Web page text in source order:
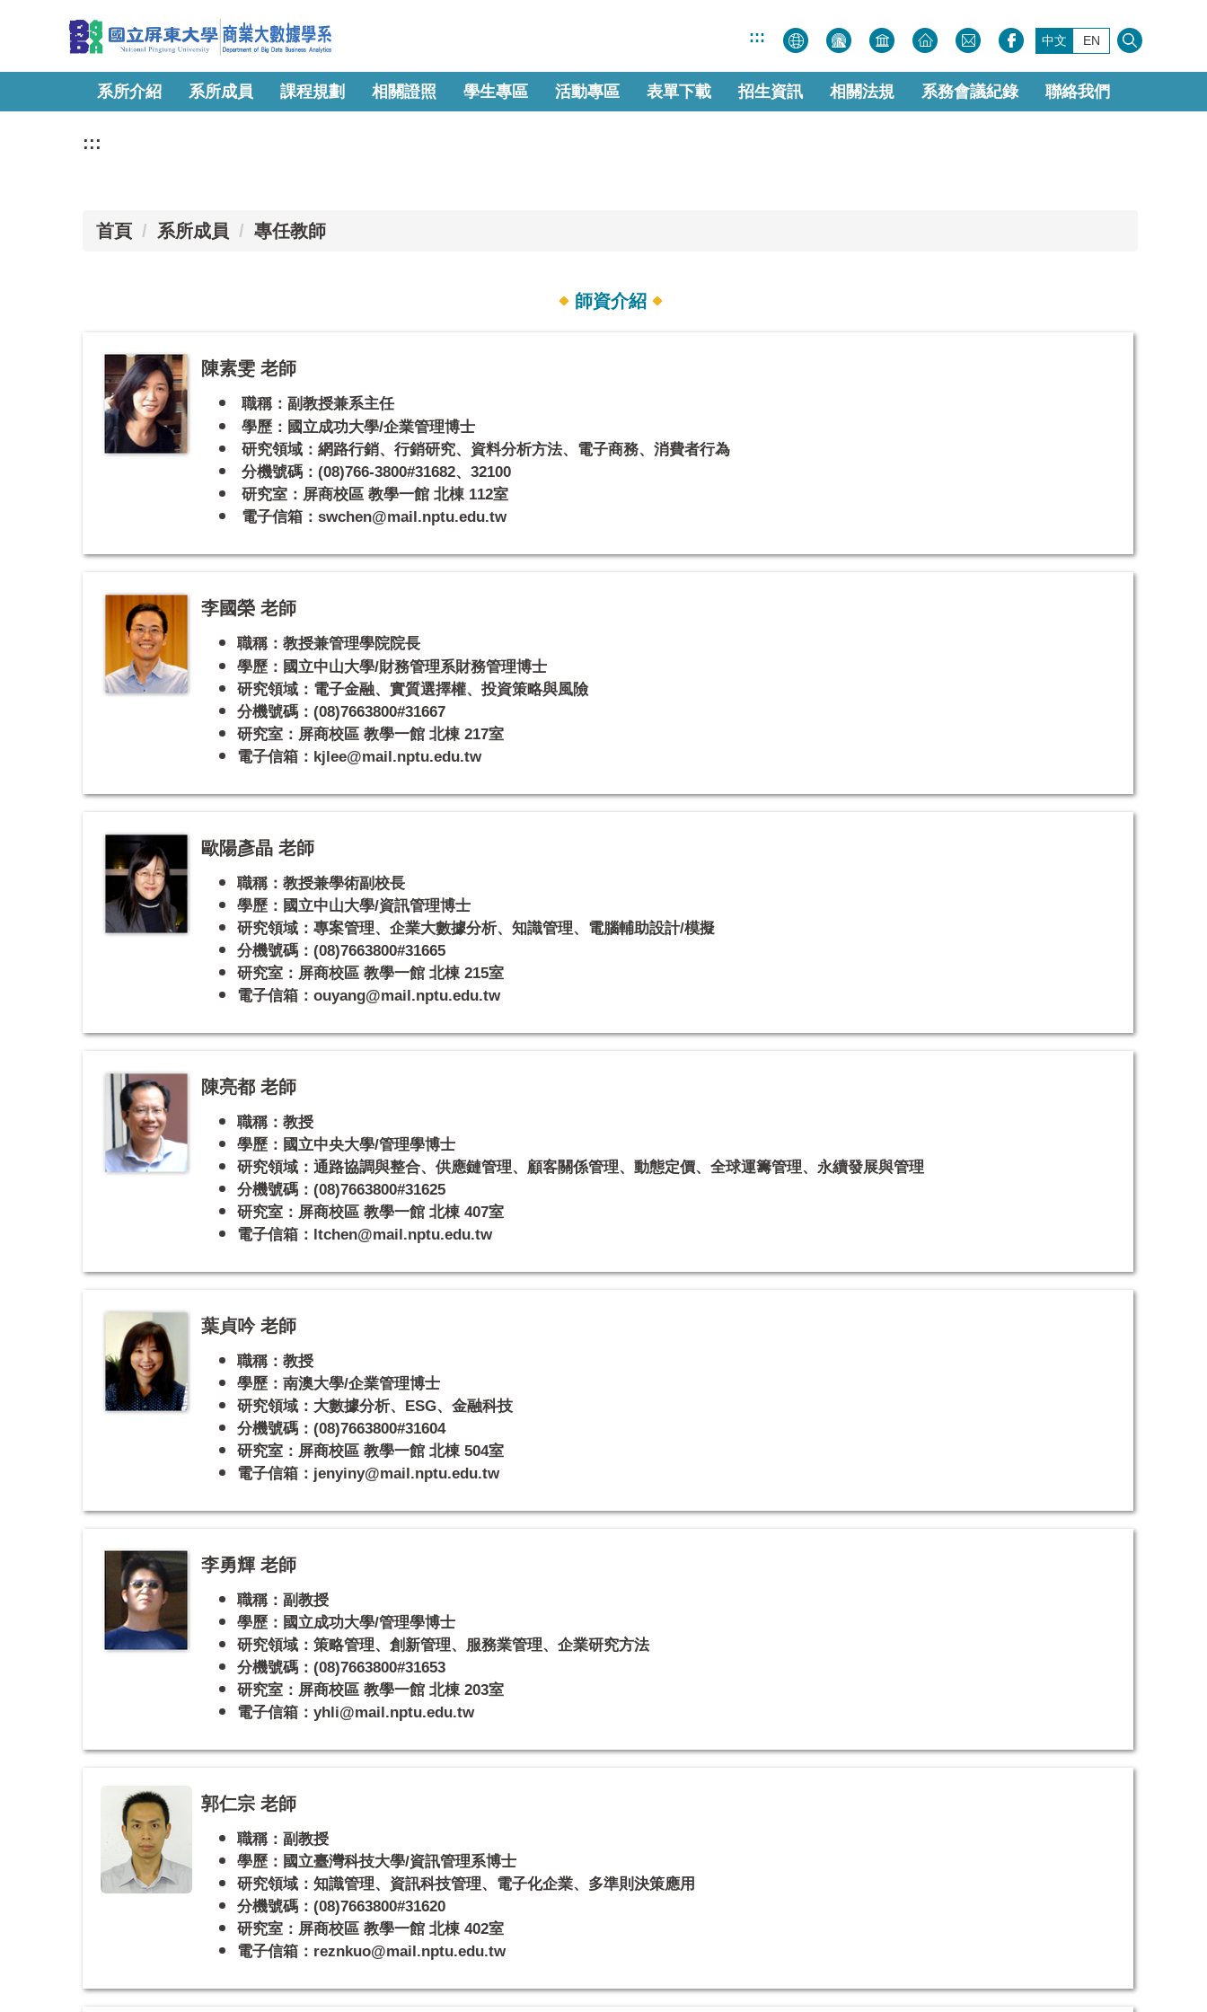
要
::: 中文 EN
系所介紹 系所成員 課程規劃 相關證照 學生專區 活動專區 表單下載 招生資訊 相關法規 系務會議紀錄 聯絡我們
:::
首頁 系所成員 專任教師
師資介紹
陳素雯 老師
職稱：副教授兼系主任
學歷：國立成功大學/企業管理博士
研究領域：網路行銷、行銷研究、資料分析方法、電子商務、消費者行為
分機號碼：(08)766-3800#31682、32100
研究室：屏商校區 教學一館 北棟 112室
電子信箱：swchen@mail.nptu.edu.tw
李國榮 老師
職稱：教授兼管理學院院長
學歷：國立中山大學/財務管理系財務管理博士
研究領域：電子金融、實質選擇權、投資策略與風險
分機號碼：(08)7663800#31667
研究室：屏商校區 教學一館 北棟 217室
電子信箱：kjlee@mail.nptu.edu.tw
歐陽彥晶 老師
職稱：教授兼學術副校長
學歷：國立中山大學/資訊管理博士
研究領域：專案管理、企業大數據分析、知識管理、電腦輔助設計/模擬
分機號碼：(08)7663800#31665
研究室：屏商校區 教學一館 北棟 215室
電子信箱：ouyang@mail.nptu.edu.tw
陳亮都 老師
職稱：教授
學歷：國立中央大學/管理學博士
研究領域：通路協調與整合、供應鏈管理、顧客關係管理、動態定價、全球運籌管理、永續發展與管理
分機號碼：(08)7663800#31625
研究室：屏商校區 教學一館 北棟 407室
電子信箱：ltchen@mail.nptu.edu.tw
葉貞吟 老師
職稱：教授
學歷：南澳大學/企業管理博士
研究領域：大數據分析、ESG、金融科技
分機號碼：(08)7663800#31604
研究室：屏商校區 教學一館 北棟 504室
電子信箱：jenyiny@mail.nptu.edu.tw
李勇輝 老師
職稱：副教授
學歷：國立成功大學/管理學博士
研究領域：策略管理、創新管理、服務業管理、企業研究方法
分機號碼：(08)7663800#31653
研究室：屏商校區 教學一館 北棟 203室
電子信箱：yhli@mail.nptu.edu.tw
郭仁宗 老師
職稱：副教授
學歷：國立臺灣科技大學/資訊管理系博士
研究領域：知識管理、資訊科技管理、電子化企業、多準則決策應用
分機號碼：(08)7663800#31620
研究室：屏商校區 教學一館 北棟 402室
電子信箱：reznkuo@mail.nptu.edu.tw